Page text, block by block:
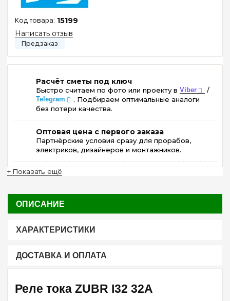
15199
Написать отзыв
Расчёт сметы под ключ
Быстро считаем по фото или проекту в Viber /
Telegram
. Подбираем оптимальные аналоги
без потери качества.
Оптовая цена с первого заказа
Партнёрские условия сразу для прорабов,
электриков, дизайнеров и монтажников.
+ Показать ещё
ОПИСАНИЕ
ХАРАКТЕРИСТИКИ
ДОСТАВКА И ОПЛАТА
Реле тока ZUBR I32 32А